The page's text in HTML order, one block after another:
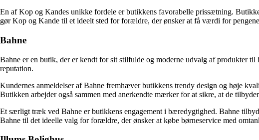
En af Kop og Kandes unikke fordele er butikkens favorabelle prissætning.
gør Kop og Kande til et ideelt sted for forældre, der ønsker at få værdi for
Bahne
Bahne er en butik, der er kendt for sit stilfulde og moderne udvalg af produkter
reputation.
Kundernes anmeldelser af Bahne fremhæver butikkens trendy design og høje
Butikken arbejder også sammen med anerkendte mærker for at sikre, at de
Et særligt træk ved Bahne er butikkens engagement i bæredygtighed. Bahne
Bahne til det ideelle valg for forældre, der ønsker at købe børneservice med